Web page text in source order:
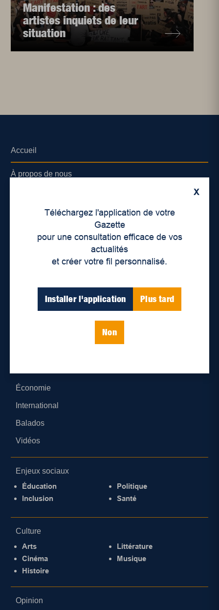
Manifestation : des
artistes inquiets de leur
situation
X
Téléchargez l'application de votre
Gazette
pour une consultation efficace de vos
actualités
et créer votre fil personnalisé.
Installer l'application Plus tard
Non
Accueil
À propos de nous
Lieux de distribution
Économie
International
Balados
Vidéos
Enjeux sociaux
Éducation
Inclusion
Politique
Santé
Culture
Arts
Cinéma
Histoire
Littérature
Musique
Opinion